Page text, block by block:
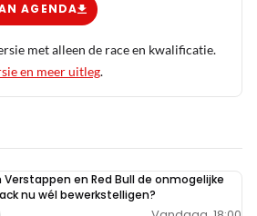
AGENDA
met alleen de race en kwalificatie.
en meer uitleg.
Verstappen en Red Bull de onmogelijke
nu wél bewerkstelligen?